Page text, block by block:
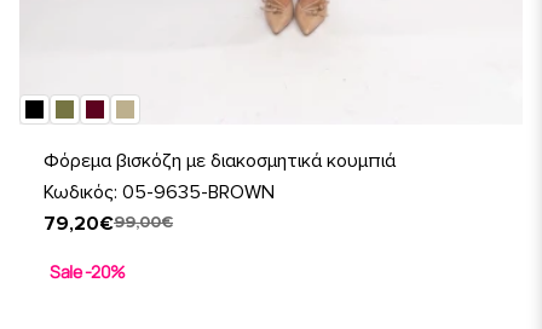
Φόρεμα βισκόζη με διακοσμητικά κουμπιά
Κωδικός: 05-9635-BROWN
79,20€99,00€
Sale -20%